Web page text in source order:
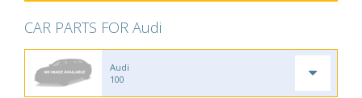
CAR PARTS FOR Audi
Audi
100